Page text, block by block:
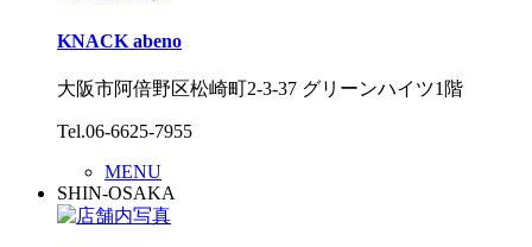
KNACK abeno
大阪市阿倍野区松崎町2-3-37 グリーンハイツ1階
Tel.06-6625-7955
MENU
SHIN-OSAKA